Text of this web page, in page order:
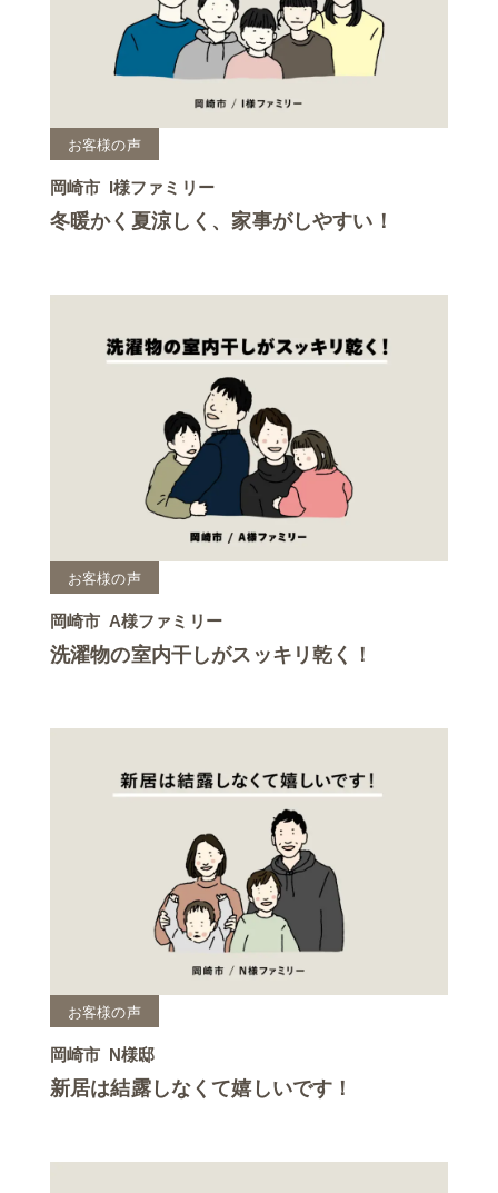
お客様の声
岡崎市 I様ファミリー
冬暖かく夏涼しく、家事がしやすい！
お客様の声
岡崎市 A様ファミリー
洗濯物の室内干しがスッキリ乾く！
お客様の声
岡崎市 N様邸
新居は結露しなくて嬉しいです！